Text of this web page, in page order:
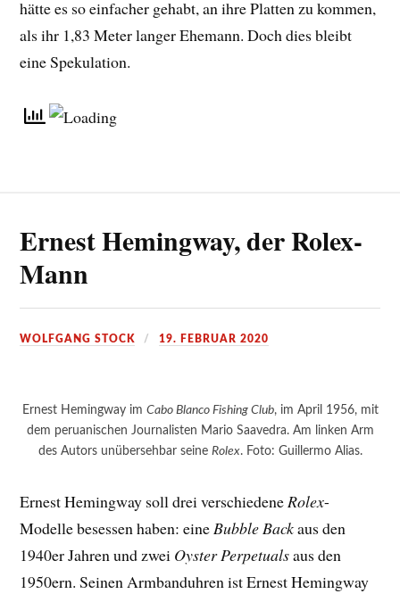
hätte es so einfacher gehabt, an ihre Platten zu kommen,
als ihr 1,83 Meter langer Ehemann. Doch dies bleibt
eine Spekulation.
Ernest Hemingway, der Rolex-
Mann
WOLFGANG STOCK 19. FEBRUAR 2020
Ernest Hemingway im Cabo Blanco Fishing Club, im April 1956, mit
dem peruanischen Journalisten Mario Saavedra. Am linken Arm
des Autors unübersehbar seine Rolex. Foto: Guillermo Alias.
Ernest Hemingway soll drei verschiedeneRolex-
Modelle besessen haben: eineBubble Backaus den
1940er Jahren und zwei Oyster Perpetualsaus den
1950ern. Seinen Armbanduhren ist Ernest Hemingway